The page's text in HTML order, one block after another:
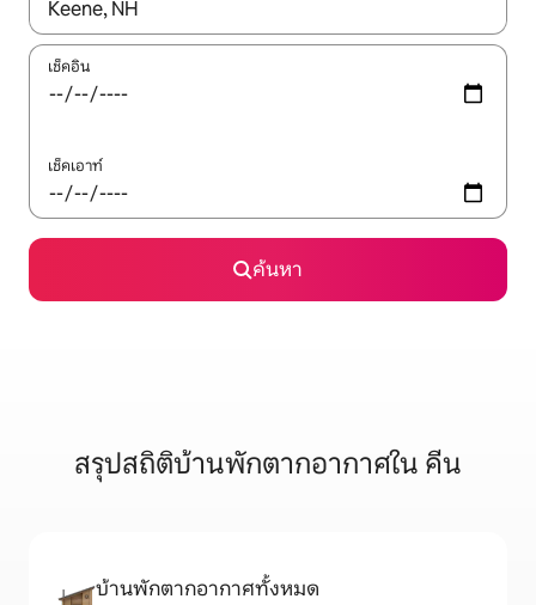
ใช้ลูกศรขึ้นลง หรือใช้การสัมผัสหรือปัด เพื่อสำรวจผลการค้นหา
เช็คอิน
เช็คเอาท์
ค้นหา
สรุปสถิติบ้านพักตากอากาศใน คีน
บ้านพักตากอากาศทั้งหมด